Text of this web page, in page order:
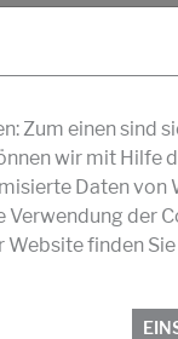
Zum einen sind
wir mit Hilfe
Daten von
der
finden Sie